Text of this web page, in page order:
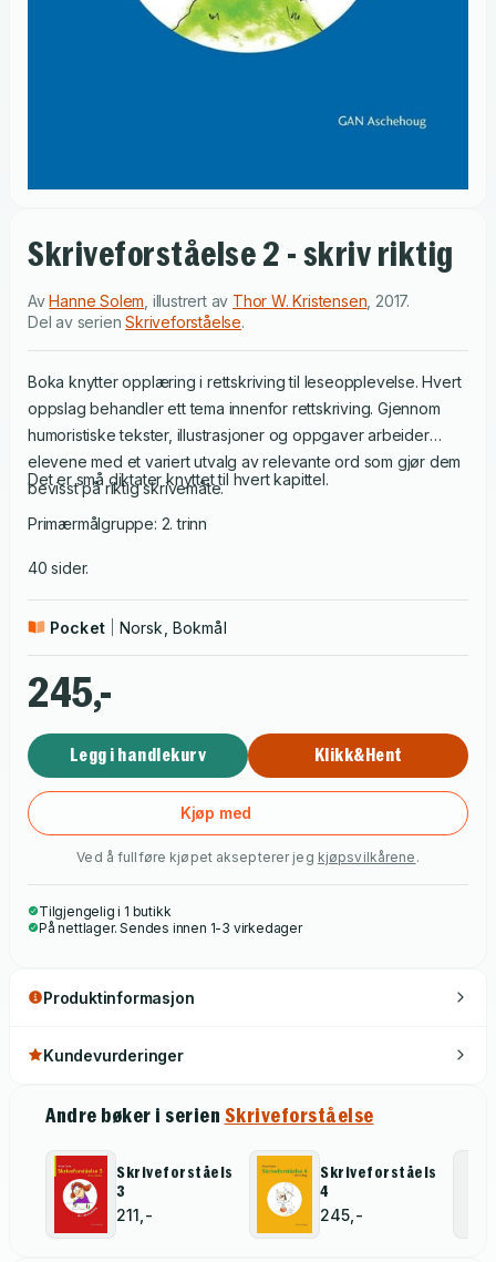
Skriveforståelse 2 - skriv riktig
AvHanne Solem illustrert av Thor W. Kristensen 2017.
Del av serienSkriveforståelse.
Boka knytter opplæring i rettskriving til leseopplevelse. Hvert
oppslag behandler ett tema innenfor rettskriving. Gjennom
humoristiske tekster, illustrasjoner og oppgaver arbeider
elevene med et variert utvalg av relevante ord som gjør dem
bevisst på riktig skrivemåte.
Det er små diktater knyttet til hvert kapittel.
Primærmålgruppe: 2. trinn
40 sider.
Pocket Norsk, Bokmål
245,-
Legg i handlekurv Klikk&Hent
Kjøp med
Ved å fullføre kjøpet aksepterer jeg kjøpsvilkårene .
Tilgjengelig i 1 butikk
På nettlager. Sendes innen 1-3 virkedager
Produktinformasjon
Kundevurderinger
Andre bøker i serien Skriveforståelse
Skriveforståelse
3
211,-
Skriveforståelse
4
245,-